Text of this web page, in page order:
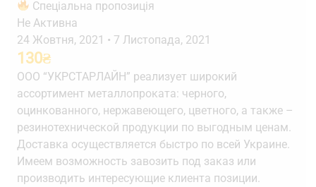
Спеціальна пропозиція
Не Активна
24 Жовтня, 2021 • 7 Листопада, 2021
130₴
ООО “УКРСТАРЛАЙН” реализует широкий
ассортимент металлопроката: черного,
оцинкованного, нержавеющего, цветного, а также –
резинотехнической продукции по выгодным ценам.
Доставка осуществляется быстро по всей Украине.
Имеем возможность завозить под заказ или
производить интересующие клиента позиции.